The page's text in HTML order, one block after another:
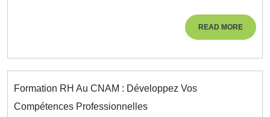
READ MOREREAD
MORE
Formation RH Au CNAM : Développez Vos
Compétences Professionnelles
RH